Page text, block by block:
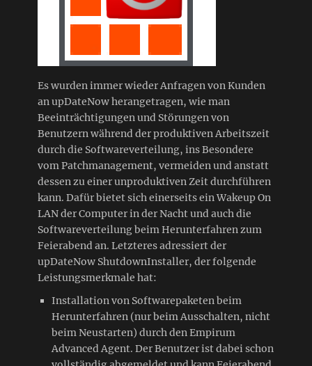
Es wurden immer wieder Anfragen von Kunden
an upDateNow herangetragen, wie man
Beeinträchtigungen und Störungen von
Benutzern während der produktiven Arbeitszeit
durch die Softwareverteilung, ins Besondere
vom Patchmanagement, vermeiden und anstatt
dessen zu einer unproduktiven Zeit durchführen
kann. Dafür bietet sich einerseits ein Wakeup On
LAN der Computer in der Nacht und auch die
Softwareverteilung beim Herunterfahren zum
Feierabend an. Letzteres adressiert der
upDateNow ShutdownInstaller, der folgende
Leistungsmerkmale hat:
Installation von Softwarepaketen beim
Herunterfahren (nur beim Ausschalten, nicht
beim Neustarten) durch den Empirum
Advanced Agent. Der Benutzer ist dabei schon